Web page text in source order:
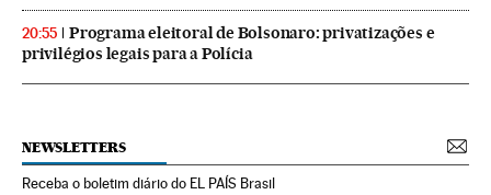
20:55
Programa eleitoral de Bolsonaro: privatizações e
privilégios legais para a Polícia
NEWSLETTERS
Receba o boletim diário do EL PAÍS Brasil